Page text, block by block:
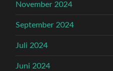
November 2024
September 2024
Juli 2024
Juni 2024